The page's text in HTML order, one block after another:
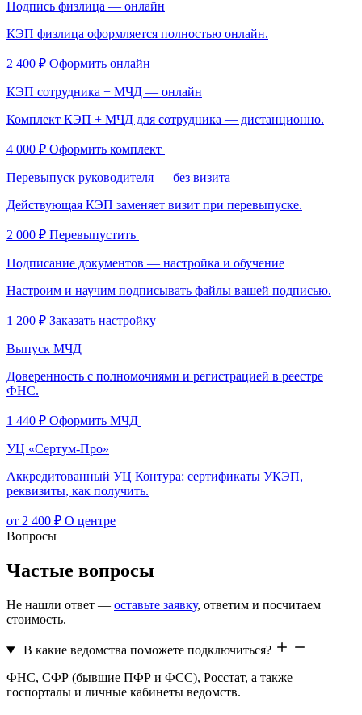
Подпись физлица — онлайн
КЭП физлица оформляется полностью онлайн.
2 400 ₽ Оформить онлайн
КЭП сотрудника + МЧД — онлайн
Комплект КЭП + МЧД для сотрудника — дистанционно.
4 000 ₽ Оформить комплект
Перевыпуск руководителя — без визита
Действующая КЭП заменяет визит при перевыпуске.
2 000 ₽ Перевыпустить
Подписание документов — настройка и обучение
Настроим и научим подписывать файлы вашей подписью.
1 200 ₽ Заказать настройку
Выпуск МЧД
Доверенность с полномочиями и регистрацией в реестре
ФНС.
1 440 ₽ Оформить МЧД
УЦ «Сертум-Про»
Аккредитованный УЦ Контура: сертификаты УКЭП,
реквизиты, как получить.
от 2 400 ₽ О центре
Вопросы
Частые вопросы
Не нашли ответ — оставьте заявку, ответим и посчитаем
стоимость.
В какие ведомства поможете подключиться?
ФНС, СФР (бывшие ПФР и ФСС), Росстат, а также
госпорталы и личные кабинеты ведомств.